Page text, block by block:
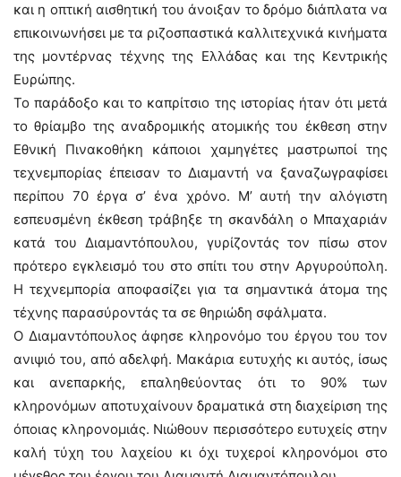
και η οπτική αισθητική του άνοιξαν το δρόμο διάπλατα να
επικοινωνήσει με τα ριζοσπαστικά καλλιτεχνικά κινήματα
της μοντέρνας τέχνης της Ελλάδας και της Κεντρικής
Ευρώπης.
Το παράδοξο και το καπρίτσιο της ιστορίας ήταν ότι μετά
το θρίαμβο της αναδρομικής ατομικής του έκθεση στην
Εθνική Πινακοθήκη κάποιοι χαμηγέτες μαστρωποί της
τεχνεμπορίας έπεισαν το Διαμαντή να ξαναζωγραφίσει
περίπου 70 έργα σ’ ένα χρόνο. Μ’ αυτή την αλόγιστη
εσπευσμένη έκθεση τράβηξε τη σκανδάλη ο Μπαχαριάν
κατά του Διαμαντόπουλου, γυρίζοντάς τον πίσω στον
πρότερο εγκλεισμό του στο σπίτι του στην Αργυρούπολη.
Η τεχνεμπορία αποφασίζει για τα σημαντικά άτομα της
τέχνης παρασύροντάς τα σε θηριώδη σφάλματα.
Ο Διαμαντόπουλος άφησε κληρονόμο του έργου του τον
ανιψιό του, από αδελφή. Μακάρια ευτυχής κι αυτός, ίσως
και ανεπαρκής, επαληθεύοντας ότι το 90% των
κληρονόμων αποτυχαίνουν δραματικά στη διαχείριση της
όποιας κληρονομιάς. Νιώθουν περισσότερο ευτυχείς στην
καλή τύχη του λαχείου κι όχι τυχεροί κληρονόμοι στο